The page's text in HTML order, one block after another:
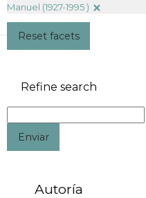
Manuel (1927-1995 )
Reset facets
Refine search
Enviar
Autoría